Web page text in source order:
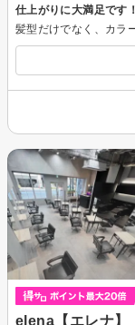
仕上がりに大満足です！
elena【エレナ】